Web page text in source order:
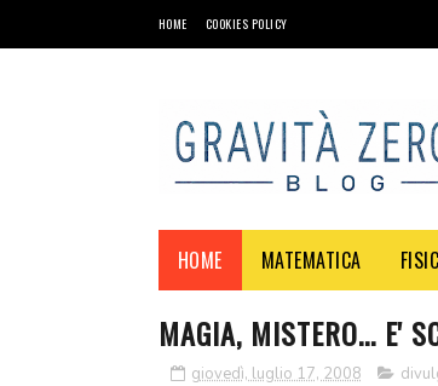
HOME COOKIES POLICY
HOME MATEMATICA
MAGIA, MISTERO... E'
giovedì, luglio 17, 2008